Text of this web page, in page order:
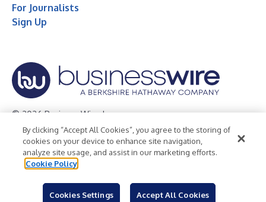
For Journalists
Sign Up
© 2026 Business Wire, Inc.
Privacy Policy Cookie Policy
Accessibility Statement
Terms of Use
Legal
By clicking “Accept All Cookies”, you agree to the storing of
cookies on your device to enhance site navigation,
analyze site usage, and assist in our marketing efforts.
Cookie Policy
Cookies Settings Accept All Cookies